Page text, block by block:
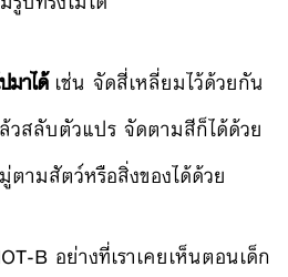
มาได้เช่น จัดสี่เหลี่ยมไว้ด้วยกัน
วสลับตัวแปร จัดตามสีก็ได้ด้วย
ามสัตว์หรือสิ่งของได้ด้วย
B อย่างที่เราเคยเห็นตอนเด็ก